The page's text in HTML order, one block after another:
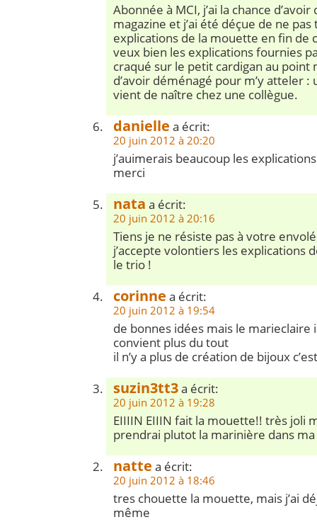
Abonnée à MCI, j’ai la chance
magazine et j’ai été déçue de ne
explications de la mouette en fin de
veux bien les explications fournies
craqué sur le petit cardigan au point
d’avoir déménagé pour m’y atteler
vient de naître chez une collègue.
danielle a écrit:
20 juin 2012 à 20:20
j’auimerais beaucoup les
merci
nata a écrit:
20 juin 2012 à 20:16
Tiens je ne résiste pas à votre
j’accepte volontiers les explications
le trio !
corinne a écrit:
20 juin 2012 à 19:54
de bonnes idées mais le marieclaire
convient plus du tout
il n’y a plus de création de bijoux
suzin3tt3a écrit:
20 juin 2012 à 19:28
EIIIIN EIIIN fait la mouette!! très joli
prendrai plutot la marinière dans
natte a écrit:
20 juin 2012 à 18:46
tres chouette la mouette, mais j’ai
même